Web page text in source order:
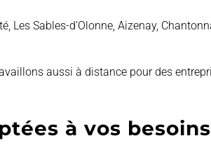
Les Sables-d’Olonne, Aizenay,
aussi à distance pour des
à vos besoins